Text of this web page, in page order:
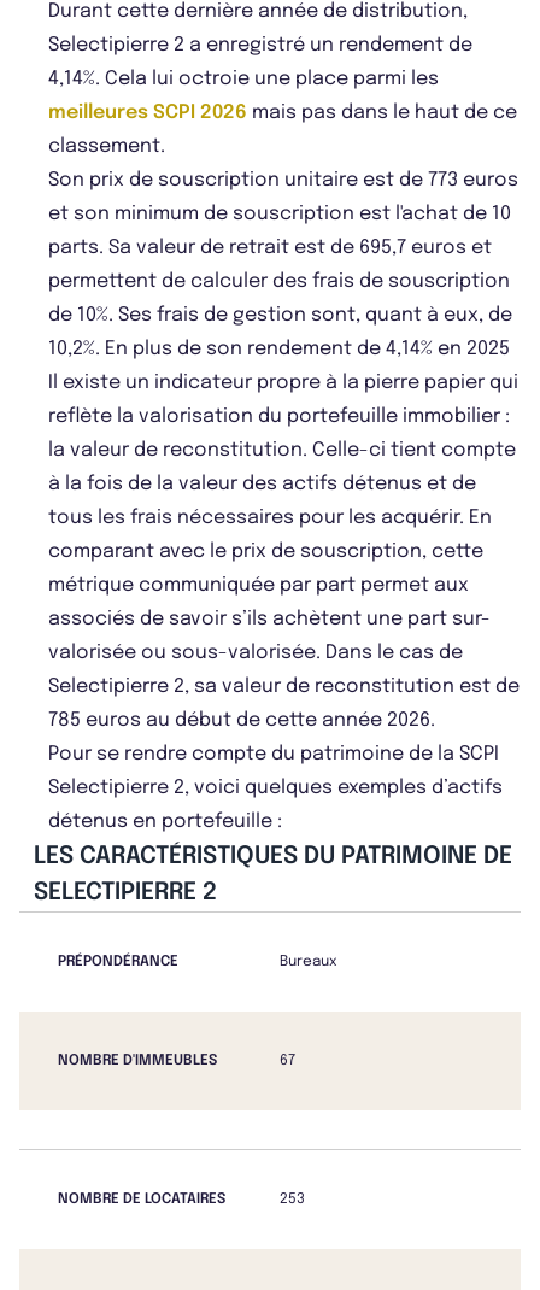
Durant cette dernière année de distribution,
Selectipierre 2 a enregistré un rendement de
4,14%. Cela lui octroie une place parmi les
meilleures SCPI 2026 mais pas dans le haut de ce
classement.
Son prix de souscription unitaire est de 773 euros
et son minimum de souscription est l'achat de 10
parts. Sa valeur de retrait est de 695,7 euros et
permettent de calculer des frais de souscription
de 10%. Ses frais de gestion sont, quant à eux, de
10,2%. En plus de son rendement de 4,14% en 2025
Il existe un indicateur propre à la pierre papier qui
reflète la valorisation du portefeuille immobilier :
la valeur de reconstitution. Celle-ci tient compte
à la fois de la valeur des actifs détenus et de
tous les frais nécessaires pour les acquérir. En
comparant avec le prix de souscription, cette
métrique communiquée par part permet aux
associés de savoir s’ils achètent une part sur-
valorisée ou sous-valorisée. Dans le cas de
Selectipierre 2, sa valeur de reconstitution est de
785 euros au début de cette année 2026.
Pour se rendre compte du patrimoine de la SCPI
Selectipierre 2, voici quelques exemples d’actifs
détenus en portefeuille :
LES CARACTÉRISTIQUES DU PATRIMOINE DE
SELECTIPIERRE 2
PRÉPONDÉRANCE Bureaux
NOMBRE D'IMMEUBLES 67
NOMBRE DE LOCATAIRES 253